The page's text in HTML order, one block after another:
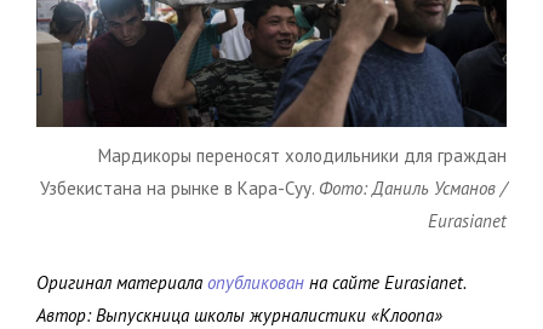
Мардикоры переносят холодильники для граждан
Узбекистана на рынке в Кара-Суу. Фото: Даниль Усманов /
Eurasianet
Оригинал материала опубликован на сайте Eurasianet.
Автор: Выпускница школы журналистики «Клоопа»